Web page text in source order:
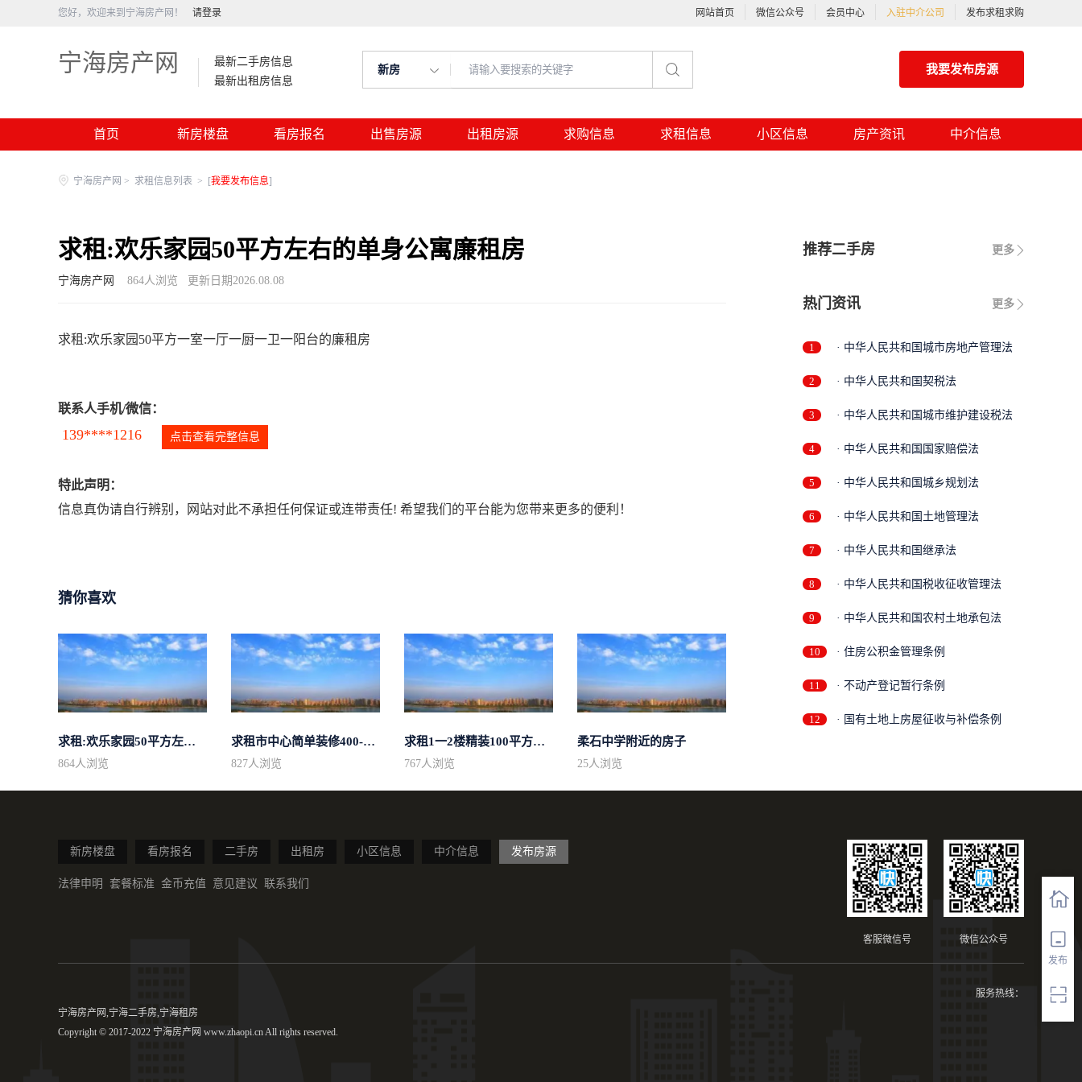
您好，欢迎来到宁海房产网！ 请登录 网站首页 微信公众号 会员中心 入驻中介公司 发布求租求购
宁海房产网
最新二手房信息
最新出租房信息
新房 我要发布房源
首页 新房楼盘 看房报名 出售房源 出租房源 求购信息 求租信息 小区信息 房产资讯 中介信息
发布
宁海房产网 > 求租信息列表 > [我要发布信息]
求租:欢乐家园50平方左右的单身公寓廉租房
宁海房产网 864人浏览 更新日期2026.08.08
求租:欢乐家园50平方一室一厅一厨一卫一阳台的廉租房
联系人手机/微信：
139****1216 点击查看完整信息
特此声明：
信息真伪请自行辨别，网站对此不承担任何保证或连带责任! 希望我们的平台能为您带来更多的便利！
猜你喜欢
求租:欢乐家园50平方左右的单身公寓廉...
864人浏览
求租市中心简单装修400-500
827人浏览
求租1一2楼精装100平方里面基本设备不...
767人浏览
柔石中学附近的房子
25人浏览
更多
推荐二手房
更多
热门资讯
1 · 中华人民共和国城市房地产管理法
2 · 中华人民共和国契税法
3 · 中华人民共和国城市维护建设税法
4 · 中华人民共和国国家赔偿法
5 · 中华人民共和国城乡规划法
6 · 中华人民共和国土地管理法
7 · 中华人民共和国继承法
8 · 中华人民共和国税收征收管理法
9 · 中华人民共和国农村土地承包法
10 · 住房公积金管理条例
11 · 不动产登记暂行条例
12 · 国有土地上房屋征收与补偿条例
新房楼盘 看房报名 二手房 出租房 小区信息 中介信息 发布房源
法律申明 套餐标准 金币充值 意见建议 联系我们
微信公众号
客服微信号
服务热线：
宁海房产网,宁海二手房,宁海租房
Copyright © 2017-2022 宁海房产网 www.zhaopi.cn All rights reserved.